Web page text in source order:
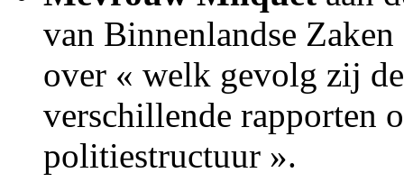
van Binnenlandse
over « welk gevolg zij
verschillende rapporten
politiestructuur ».